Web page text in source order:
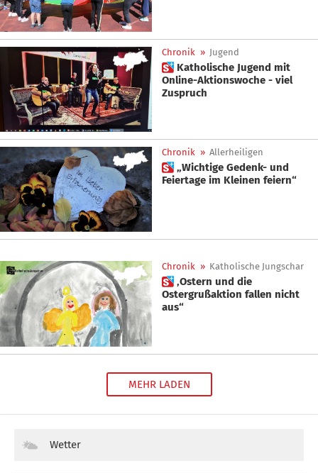
Chronik » Jugend
 Katholische Jugend mit
Online-Aktionswoche - viel
Zuspruch
Chronik » Allerheiligen
 „Wichtige Gedenk- und
Feiertage im Kleinen feiern“
Chronik » Katholische Jungschar
 ‚Ostern und die
Ostergrußaktion fallen nicht
aus“
MEHR LADEN
Wetter